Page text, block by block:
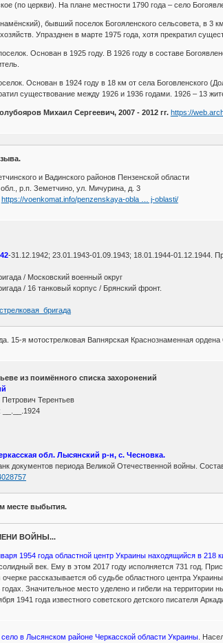
(по церкви). На плане местности 1790 года – село
бывший поселок Богояленского сельсовета, в 3
Упразднен в марте 1975 года, хотя прекратил
Основан в 1925 году. В 1926 году в составе
Основан в 1924 году в 18 км от села Боговленского
существование между 1926 и 1936 годами. 1926 – 13
Михаил Сергеевич, 2007 - 2012 гг. https://
и Вадинского районов Пензенской области
р.п. Земетчино, ул. Мичурина, д. 3
https://voenkomat.info/penzenskaya-obla … j-oblasti/
-31.12.1942; 23.01.1943-01.09.1943; 18.01.1944-
/ Московский военный округ
/ 16 танковый корпус / Брянский фронт.
15-я мотострелковая Вапнярская Краснознаменная
из поимённого списка захоронений
Терентьев
__.__.1924
обл. Лысянский р-н, с. Чесновка.
документов периода Великой Отечественной войны.
месте выбытия.
ВОЙНЫ...
1954 года областной центр Украины находящийся в
век. Ему в этом 2017 году исполняется 731 год.
рассказывается об судьбе областного центра
Значительное место уделено и гибели на территории
1941 года известного советского детского писателя
в Лысянском районе Черкасской области Украины.